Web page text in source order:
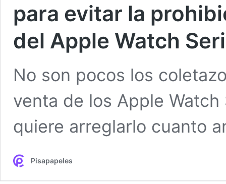
para evitar la
del Apple Watch
No son pocos los
venta de los Apple
quiere arreglarlo cuanto
Pisapapeles